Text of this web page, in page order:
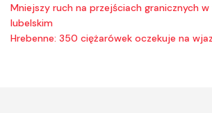
Mniejszy ruch na przejściach granicznych
lubelskim
Hrebenne: 350 ciężarówek oczekuje na